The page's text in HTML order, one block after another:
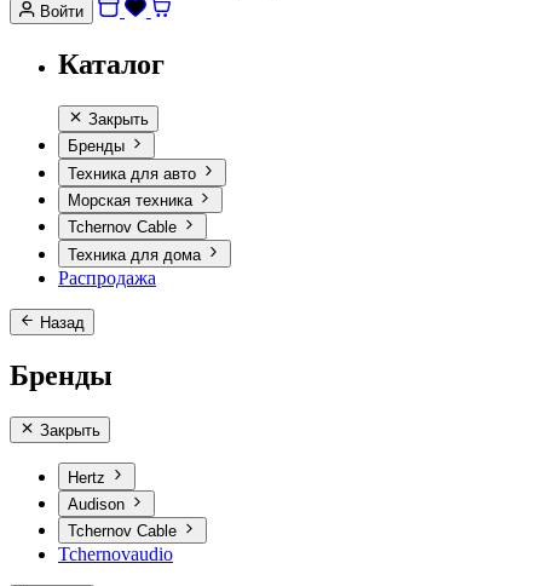
Войти
Каталог
Закрыть
Бренды
Техника для авто
Морская техника
Tchernov Cable
Техника для дома
Распродажа
Назад
Бренды
Закрыть
Hertz
Audison
Tchernov Cable
Tchernovaudio